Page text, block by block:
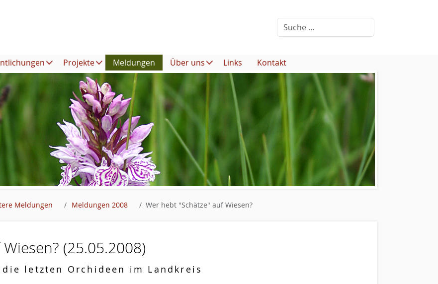
Projekte Meldungen Über uns Links Kontakt
Meldungen Meldungen 2008 Wer hebt "Schätze" auf Wiesen?
(25.05.2008)
letzten Orchideen im Landkreis